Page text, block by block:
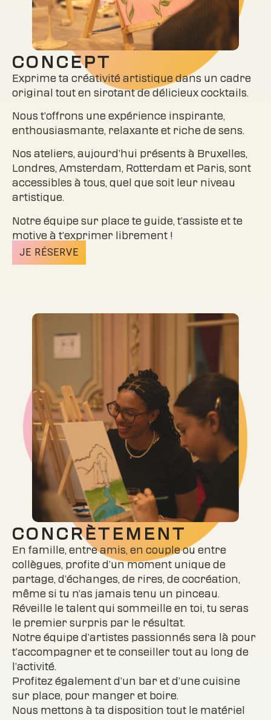
CONCEPT
Exprime ta créativité artistique dans un cadre
original tout en sirotant de délicieux cocktails.
Nous t’offrons une expérience inspirante,
enthousiasmante, relaxante et riche de sens.
Nos ateliers, aujourd’hui présents à Bruxelles,
Londres, Amsterdam, Rotterdam et Paris, sont
accessibles à tous, quel que soit leur niveau
artistique.
Notre équipe sur place te guide, t’assiste et te
motive à t’exprimer librement !
JE RÉSERVE
CONCRÈTEMENT
En famille, entre amis, en couple ou entre
collègues, profite d’un moment unique de
partage, d’échanges, de rires, de cocréation,
même si tu n’as jamais tenu un pinceau.
Réveille le talent qui sommeille en toi, tu seras
le premier surpris par le résultat.
Notre équipe d’artistes passionnés sera là pour
t’accompagner et te conseiller tout au long de
l’activité.
Profitez également d’un bar et d’une cuisine
sur place, pour manger et boire.
Nous mettons à ta disposition tout le matériel